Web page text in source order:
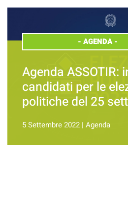
- AGENDA-
Agenda ASSOTIR:
candidati per le
politiche del 25
5 Settembre 2022 | Agenda